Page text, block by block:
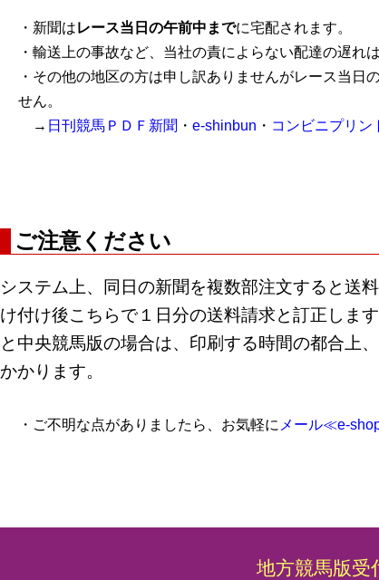
・新聞はレース当日の午前中までに宅配されます。
・輸送上の事故など、当社の責によらない配達の遅れ
・その他の地区の方は申し訳ありませんがレース当
せん。
→ 日刊競馬ＰＤＦ新聞 ・ e-shinbun ・ コンビニプリン
ご注意ください
システム上、同日の新聞を複数部注文すると送
け付け後こちらで１日分の送料請求と訂正しま
と中央競馬版の場合は、印刷する時間の都合上
かかります。
・ご不明な点がありましたら、お気軽に メール≪e-
地方競馬版受